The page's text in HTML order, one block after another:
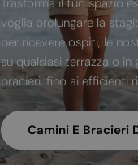
Trasforma il tuo spazio
voglia prolungare la
per ricevere ospiti, le
su qualsiasi terrazza o
bracieri, fino ai efficienti
Camini E Bracieri